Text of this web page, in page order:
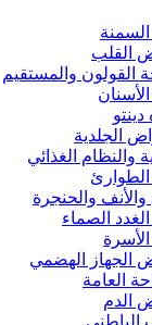
القلب
القولون والمستقيم
الجلدية
والنظام الغذائي
والأنف والحنجرة
الصماء
الجهاز الهضمي
العامة
الدم
الباطني